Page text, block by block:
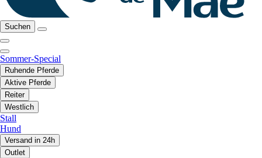
Suchen
Sommer-Special
Ruhende Pferde
Aktive Pferde
Reiter
Westlich
Stall
Hund
Versand in 24h
Outlet